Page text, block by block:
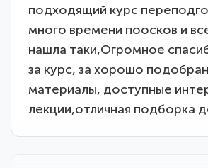
подходящий курс
много времени поосков и
нашла таки,Огромное
за курс, за хорошо
материалы, доступные
лекции,отличная подборка